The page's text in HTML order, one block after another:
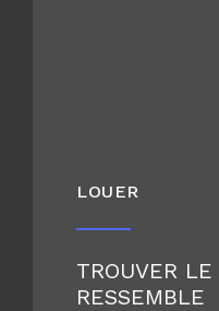
LOUER
TROUVER
RESSEMBLE